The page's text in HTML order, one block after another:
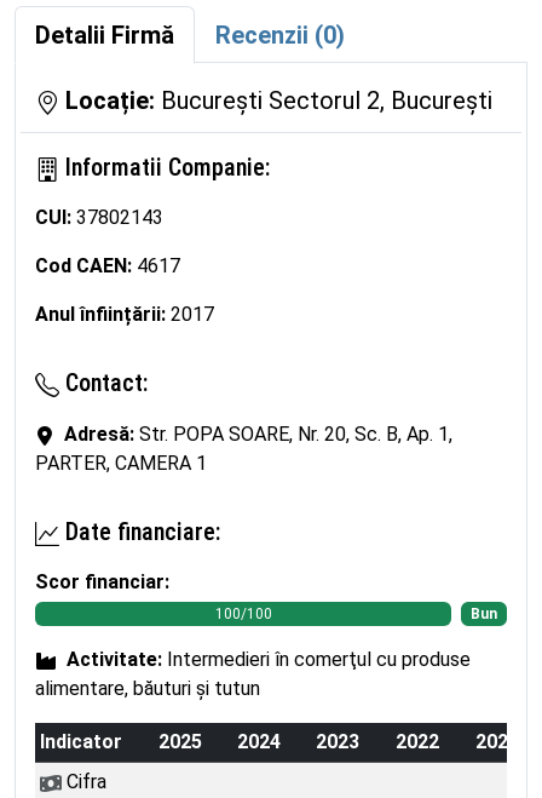
Detalii Firmă Recenzii (0)
Locație: București Sectorul 2, București
Informatii Companie:
CUI: 37802143
Cod CAEN: 4617
Anul înființării: 2017
Contact:
Adresă: Str. POPA SOARE, Nr. 20, Sc. B, Ap. 1,
PARTER, CAMERA 1
Date financiare:
Scor financiar:
100/100 Bun
Activitate: Intermedieri în comerţul cu produse
alimentare, băuturi şi tutun
Indicator 2025 2024 2023 2022
2021
Cifra